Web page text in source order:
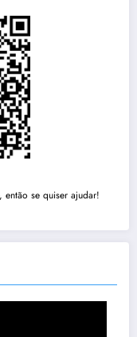
então se quiser ajudar!